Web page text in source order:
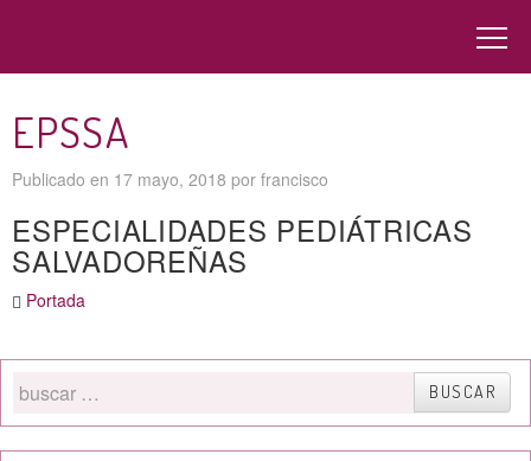
EPSSA
Publicado en 17 mayo, 2018 por francisco
ESPECIALIDADES PEDIÁTRICAS
SALVADOREÑAS
Portada
Buscar
por
BUSCAR